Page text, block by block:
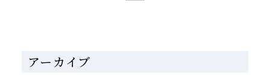
アーカイブ